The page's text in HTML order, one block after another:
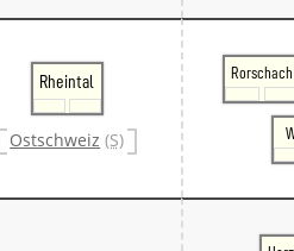
Rheintal
Ostschweiz (S)
Rorschach